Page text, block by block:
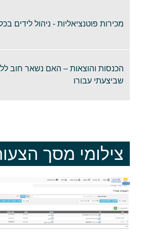
מכירות פוטנציאליות - ניהול לידים
הכנסות והוצאות – האם נשאר חוב
שביצעתי עבורו
צילומי מסך